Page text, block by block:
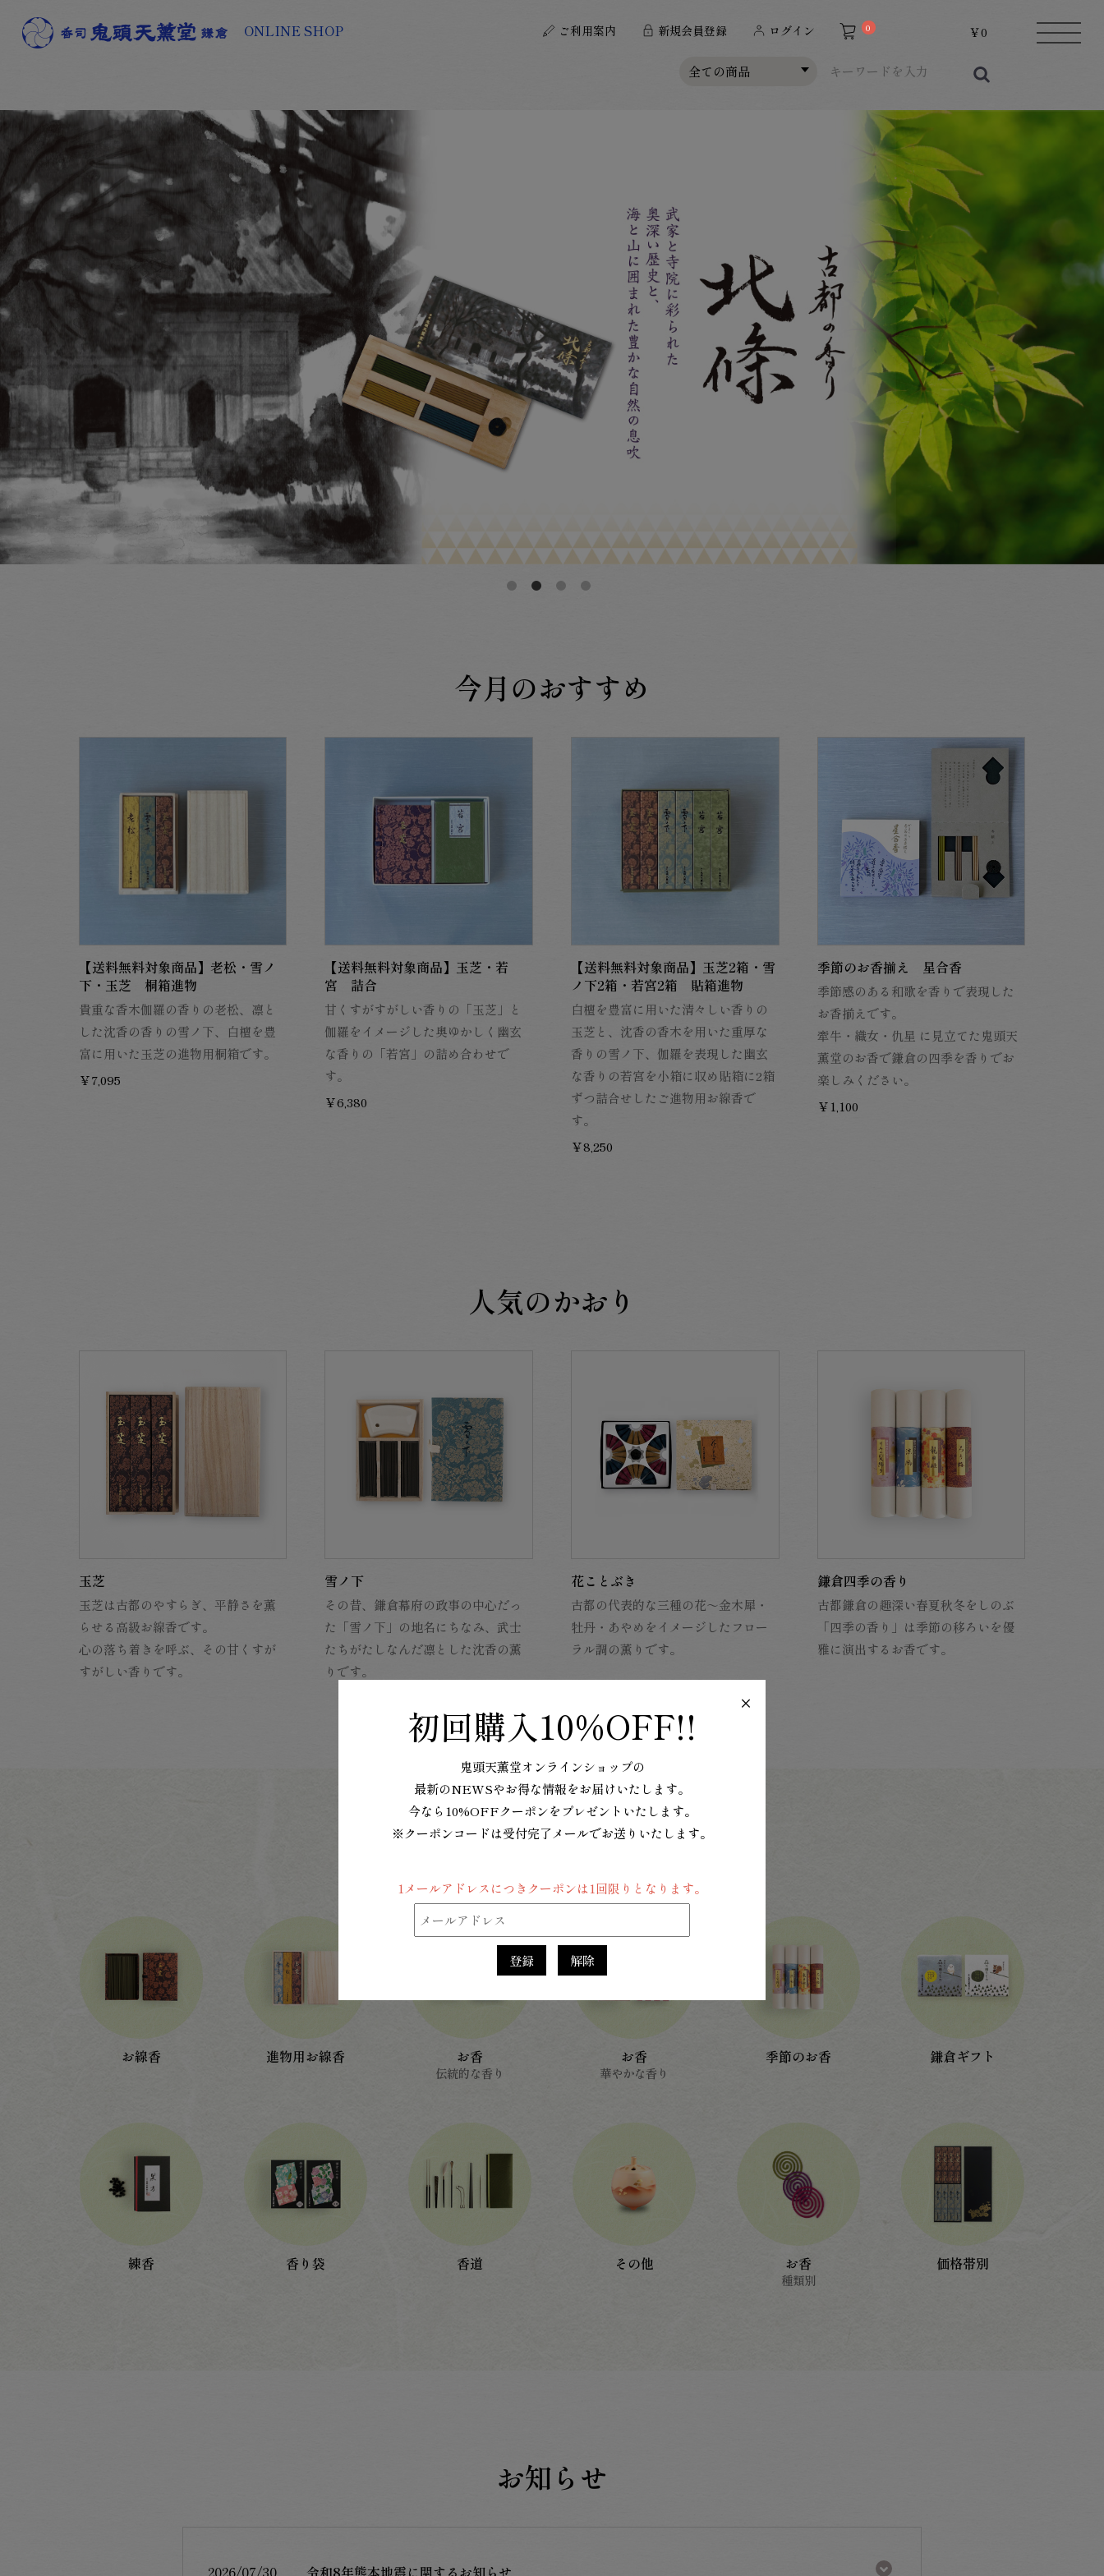
ONLINE SHOP ご利用案内 新規会員登録 ログイン 0 ￥0
今月のおすすめ
【送料無料対象商品】老松・雪ノ
下・玉芝 桐箱進物
貴重な香木伽羅の香りの老松、凛と
した沈香の香りの雪ノ下、白檀を豊
富に用いた玉芝の進物用桐箱です。
￥7,095
【送料無料対象商品】玉芝・若
宮 詰合
甘くすがすがしい香りの「玉芝」と
伽羅をイメージした奥ゆかしく幽玄
な香りの「若宮」の詰め合わせで
す。
￥6,380
【送料無料対象商品】玉芝2箱・雪
ノ下2箱・若宮2箱 貼箱進物
白檀を豊富に用いた清々しい香りの
玉芝と、沈香の香木を用いた重厚な
香りの雪ノ下、伽羅を表現した幽玄
な香りの若宮を小箱に収め貼箱に2箱
ずつ詰合せしたご進物用お線香で
す。
￥8,250
季節のお香揃え 星合香
季節感のある和歌を香りで表現した
お香揃えです。
牽牛・織女・仇星 に見立てた鬼頭天
薫堂のお香で鎌倉の四季を香りでお
楽しみください。
￥1,100
人気のかおり
玉芝
玉芝は古都のやすらぎ、平静さを薫
らせる高級お線香です。
心の落ち着きを呼ぶ、その甘くすが
すがしい香りです。
雪ノ下
その昔、鎌倉幕府の政事の中心だっ
た「雪ノ下」の地名にちなみ、武士
たちがたしなんだ凛とした沈香の薫
りです。
花ことぶき
古都の代表的な三種の花～金木犀・
牡丹・あやめをイメージしたフロー
ラル調の薫りです。
鎌倉四季の香り
古都鎌倉の趣深い春夏秋冬をしのぶ
「四季の香り」は季節の移ろいを優
雅に演出するお香です。
お線香 進物用お線香 お香
伝統的な香り
お香
華やかな香り
季節のお香 鎌倉ギフト
練香 香り袋 香道 その他 お香
種類別
価格帯別
お知らせ
初回購入10%OFF!!
鬼頭天薫堂オンラインショップの
最新のNEWSやお得な情報をお届けいたします。
今なら10%OFFクーポンをプレゼントいたします。
※クーポンコードは受付完了メールでお送りいたします。
1メールアドレスにつきクーポンは1回限りとなります。
登録 解除
×